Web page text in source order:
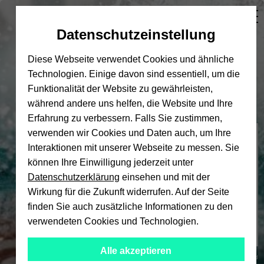
Automatische
vermeiden
zum
wechseln
zum
wechseln
zum
wechseln
Hochschulsport
© Universität Bielefeld
Datenschutzeinstellung
Diese Webseite verwendet Cookies und ähnliche
Technologien. Einige davon sind essentiell, um die
Funktionalität der Website zu gewährleisten,
während andere uns helfen, die Website und Ihre
Erfahrung zu verbessern. Falls Sie zustimmen,
verwenden wir Cookies und Daten auch, um Ihre
Interaktionen mit unserer Webseite zu messen. Sie
können Ihre Einwilligung jederzeit unter
Datenschutzerklärung einsehen und mit der
Wirkung für die Zukunft widerrufen. Auf der Seite
finden Sie auch zusätzliche Informationen zu den
verwendeten Cookies und Technologien.
Alle akzeptieren